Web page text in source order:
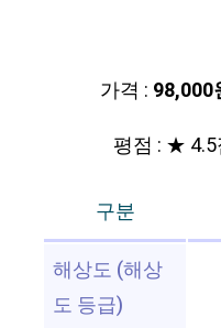
가격 : 98,000
평점 : ★ 4.5
구분
해상도 (해상
도 등급)